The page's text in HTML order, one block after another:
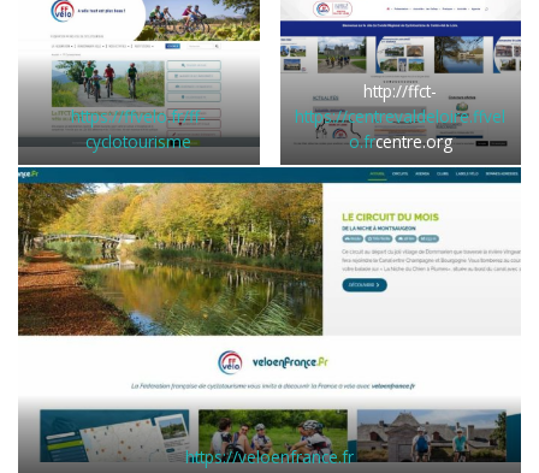
https://ffvelo.fr/ff-
cyclotourisme
http://ffct-
https://centrevaldeloire.ffvel
o.frcentre.org
https://veloenfrance.fr